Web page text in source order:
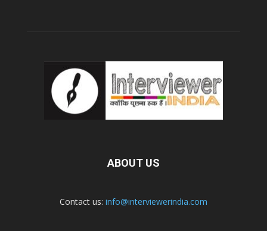
ABOUT US
Contact us: info@interviewerindia.com